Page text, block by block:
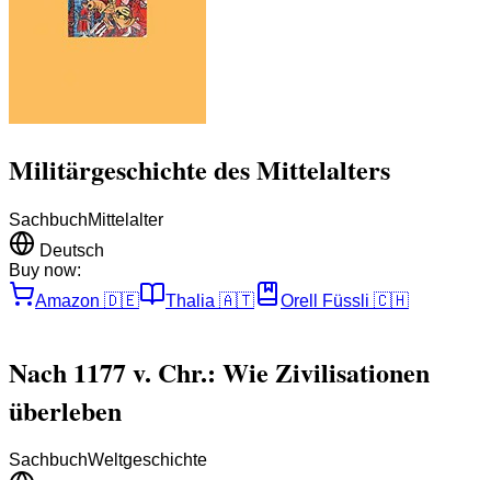
Militärgeschichte des Mittelalters
SachbuchMittelalter
Deutsch
Buy now:
Amazon 🇩🇪 Thalia 🇦🇹 Orell Füssli 🇨🇭
Nach 1177 v. Chr.: Wie Zivilisationen
überleben
SachbuchWeltgeschichte